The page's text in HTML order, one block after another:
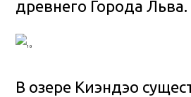
древнего Города Льва.
В озере Киэндэо